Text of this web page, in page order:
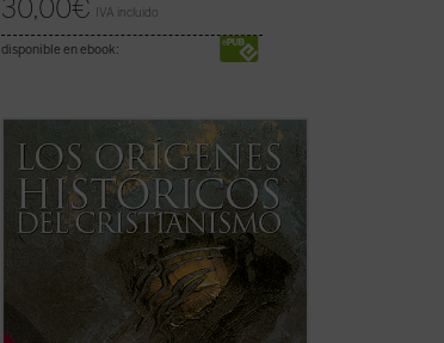
30,00€ IVA incluido
disponible en ebook:
Una aproximación novedosa a una de las
cuestiones más debatidas de la historia
de la humanidad, verdadera piedra de
toque para la razonabilidad actual del
cristianismo....(ver ficha)